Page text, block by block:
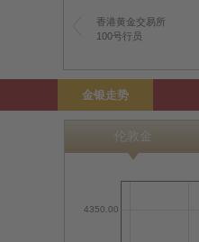
香港黄金交易所
100号行员
金银走势